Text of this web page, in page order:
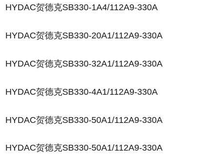
HYDAC贺德克SB330-1A4/112A9-330A
HYDAC贺德克SB330-20A1/112A9-330A
HYDAC贺德克SB330-32A1/112A9-330A
HYDAC贺德克SB330-4A1/112A9-330A
HYDAC贺德克SB330-50A1/112A9-330A
HYDAC贺德克SB330-50A1/112A9-330A